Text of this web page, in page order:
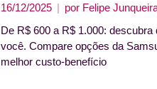
16/12/2025 por Felipe
De R$ 600 a R$ 1.000:
você. Compare opções da
melhor custo-benefício